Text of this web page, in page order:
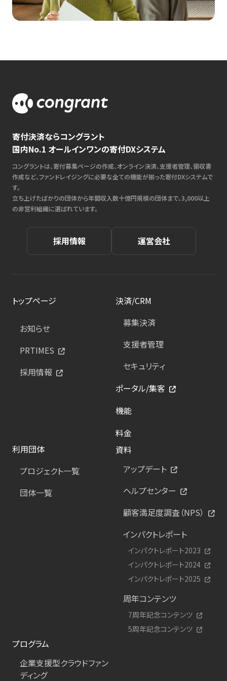
寄付決済ならコングラント
国内No.1 オールインワンの寄付DXシステム
コングラントは、寄付募集ページの作成、オンライン決済、支援者管理、領収書
作成など、ファンドレイジングに必要な全ての機能が揃った寄付DXシステムで
す。
立ち上げたばかりの団体から年間収入数十億円規模の団体まで、3,000以上
の非営利組織に選ばれています。
採用情報 運営会社
トップページ
お知らせ
PRTIMES
採用情報
決済/CRM
募集決済
支援者管理
セキュリティ
ポータル/集客
機能
料金
利用団体
プロジェクト一覧
団体一覧
資料
アップデート
ヘルプセンター
顧客満足度調査（NPS）
インパクトレポート
インパクトレポート2023
インパクトレポート2024
インパクトレポート2025
周年コンテンツ
7周年記念コンテンツ
5周年記念コンテンツ
プログラム
企業支援型クラウドファン
ディング